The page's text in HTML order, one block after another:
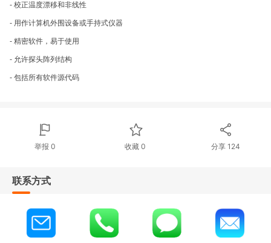
- 校正温度漂移和非线性
- 用作计算机外围设备或手持式仪器
- 精密软件，易于使用
- 允许探头阵列结构
- 包括所有软件源代码
举报 0 收藏 0 分享124
联系方式